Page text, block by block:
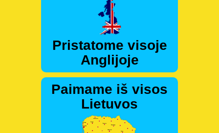
Pristatome visoje
Anglijoje
Paimame iš visos
Lietuvos